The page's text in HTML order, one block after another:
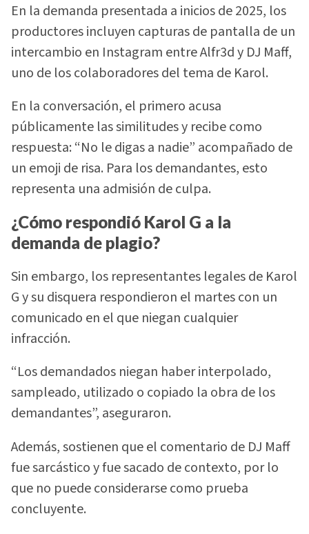
En la demanda presentada a inicios de 2025, los
productores incluyen capturas de pantalla de un
intercambio en Instagram entre Alfr3d y DJ Maff,
uno de los colaboradores del tema de Karol.
En la conversación, el primero acusa
públicamente las similitudes y recibe como
respuesta: “No le digas a nadie” acompañado de
un emoji de risa. Para los demandantes, esto
representa una admisión de culpa.
¿Cómo respondió Karol G a la
demanda de plagio?
Sin embargo, los representantes legales de Karol
G y su disquera respondieron el martes con un
comunicado en el que niegan cualquier
infracción.
“Los demandados niegan haber interpolado,
sampleado, utilizado o copiado la obra de los
demandantes”, aseguraron.
Además, sostienen que el comentario de DJ Maff
fue sarcástico y fue sacado de contexto, por lo
que no puede considerarse como prueba
concluyente.